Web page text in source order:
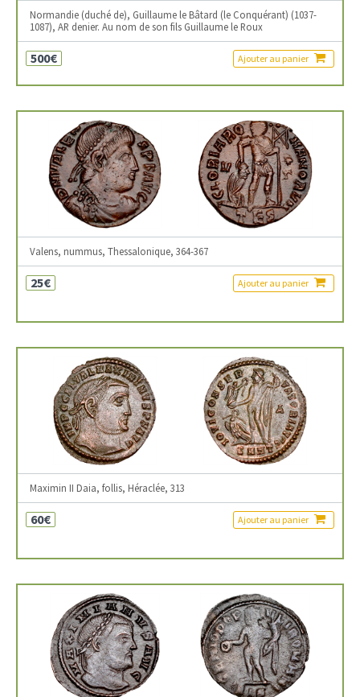
Normandie (duché de), Guillaume le Bâtard (le Conquérant) (1037-
1087), AR denier. Au nom de son fils Guillaume le Roux
500€ Ajouter au panier
Valens, nummus, Thessalonique, 364-367
25€ Ajouter au panier
Maximin II Daia, follis, Héraclée, 313
60€ Ajouter au panier